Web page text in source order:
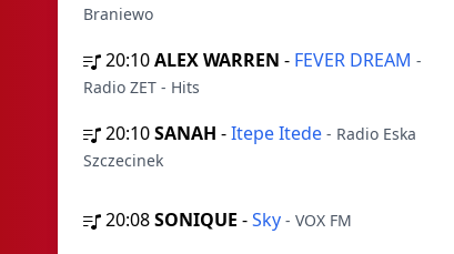
Braniewo
20:10ALEX WARREN - FEVER DREAM -
Radio ZET - Hits
20:10SANAH -Itepe Itede - Radio Eska
Szczecinek
20:08SONIQUE -Sky - VOX FM